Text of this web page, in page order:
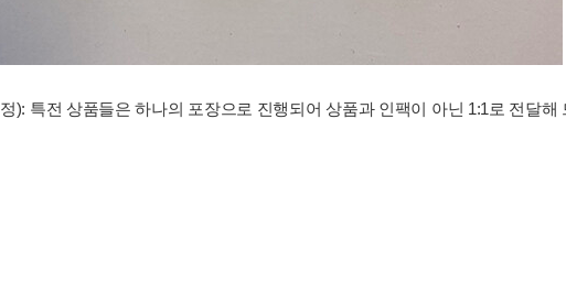
): 특전 상품들은 하나의 포장으로 진행되어 상품과 인팩이 아닌 1:1로 전달해